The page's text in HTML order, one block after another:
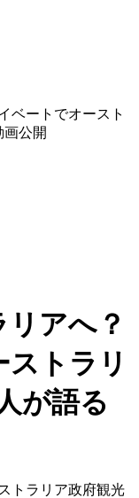
ベートでオースト
画公開
アへ？
トラリ
が語る
トラリア政府観光